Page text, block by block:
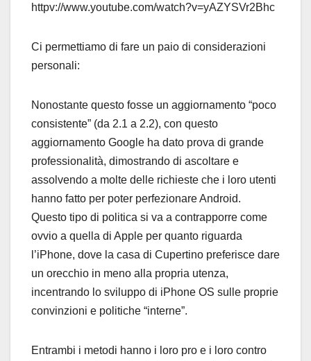
httpv://www.youtube.com/watch?v=yAZYSVr2Bhc
Ci permettiamo di fare un paio di considerazioni
personali:
Nonostante questo fosse un aggiornamento “poco
consistente” (da 2.1 a 2.2), con questo
aggiornamento Google ha dato prova di grande
professionalità, dimostrando di ascoltare e
assolvendo a molte delle richieste che i loro utenti
hanno fatto per poter perfezionare Android.
Questo tipo di politica si va a contrapporre come
ovvio a quella di Apple per quanto riguarda
l’iPhone, dove la casa di Cupertino preferisce dare
un orecchio in meno alla propria utenza,
incentrando lo sviluppo di iPhone OS sulle proprie
convinzioni e politiche “interne”.
Entrambi i metodi hanno i loro pro e i loro contro